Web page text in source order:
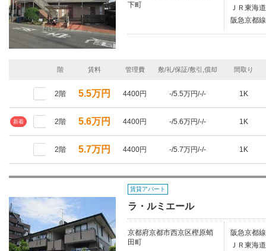
下町
ＪＲ東海
阪急京都
階 賃料 管理費 敷/礼/保証/敷引,償却 間取り
2階 5.5万円 4400円 -/5.5万円/-/- 1K
新着 2階 5.6万円 4400円 -/5.6万円/-/- 1K
2階 5.7万円 4400円 -/5.7万円/-/- 1K
賃貸アパート
ラ・ルミエール
京都府京都市西京区樫原蛸
田町
阪急京都
ＪＲ東海